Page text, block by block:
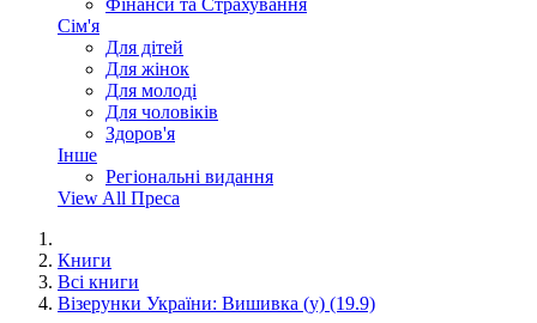
Фінанси та Страхування
Сім'я
Для дітей
Для жінок
Для молоді
Для чоловіків
Здоров'я
Інше
Регіональні видання
View All Преса
Книги
Всі книги
Візерунки України: Вишивка (у) (19.9)